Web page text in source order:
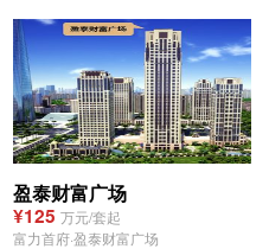
盈泰财富广场
¥125 万元/套起
富力首府·盈泰财富广场